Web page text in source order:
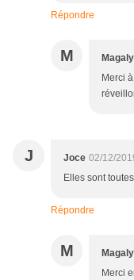
Répondre
M
Merci
J Joce 02/12/
Elles sont
Répondre
M
Merci